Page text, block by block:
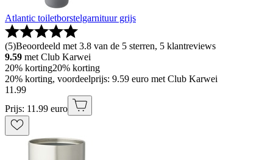
Atlantic toiletborstelgarnituur grijs
(5)Beoordeeld met 3.8 van de 5 sterren, 5 klantreviews
9.59 met Club Karwei
20% korting20% korting
20% korting, voordeelprijs: 9.59 euro met Club Karwei
11 .99
Prijs: 11.99 euro